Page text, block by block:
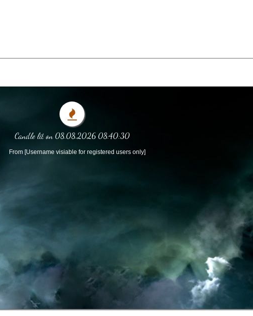
Candle lit on 08.08.2026 08:40:30
From [Username visiable for registered users only]